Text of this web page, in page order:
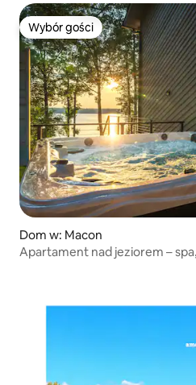
Wybór gości
Wybór gości
Dom w: Macon
Apartament nad jeziorem –